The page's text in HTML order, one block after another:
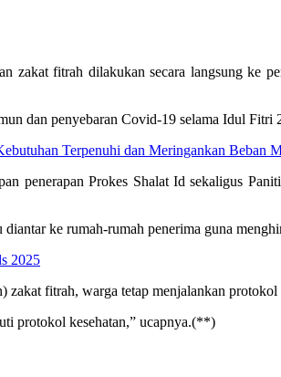
fitrah dilakukan secara langsung ke
dan penyebaran Covid-19 selama Idul Fitri
Terpenuhi dan Meringankan Beban
penerapan Prokes Shalat Id sekaligus
ke rumah-rumah penerima guna
2025
zakat fitrah, warga tetap menjalankan protokol
protokol kesehatan,” ucapnya.(**)